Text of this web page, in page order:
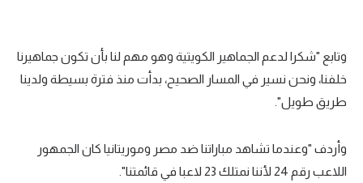
في المونديال
رياضة نسائية
آسيا
أمريكا
وتابع "شكرا لدعم الجماهير الكويتية وهو مهم لنا بأن تكون جماهيرنا
خلفنا، ونحن نسير في المسار الصحيح، بدأت منذ فترة بسيطة ولدينا
طريق طويل".
وأردف "وعندما تشاهد مباراتنا ضد مصر وموريتانيا كان الجمهور
اللاعب رقم 24 لأننا نمتلك 23 لاعبا في قائمتنا".